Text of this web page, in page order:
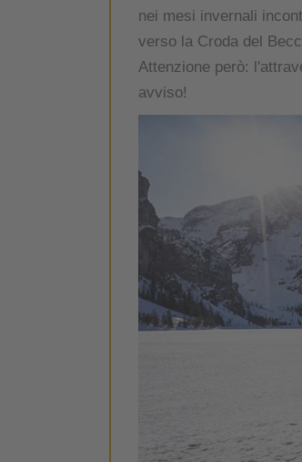
nei mesi invernali
verso la Croda del
Attenzione però:
avviso!